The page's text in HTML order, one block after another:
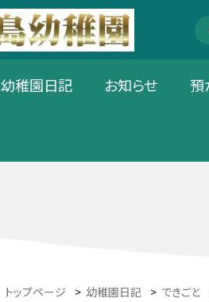
幼稚園日記 お知らせ 預
トップページ > 幼稚園日記 > できごと